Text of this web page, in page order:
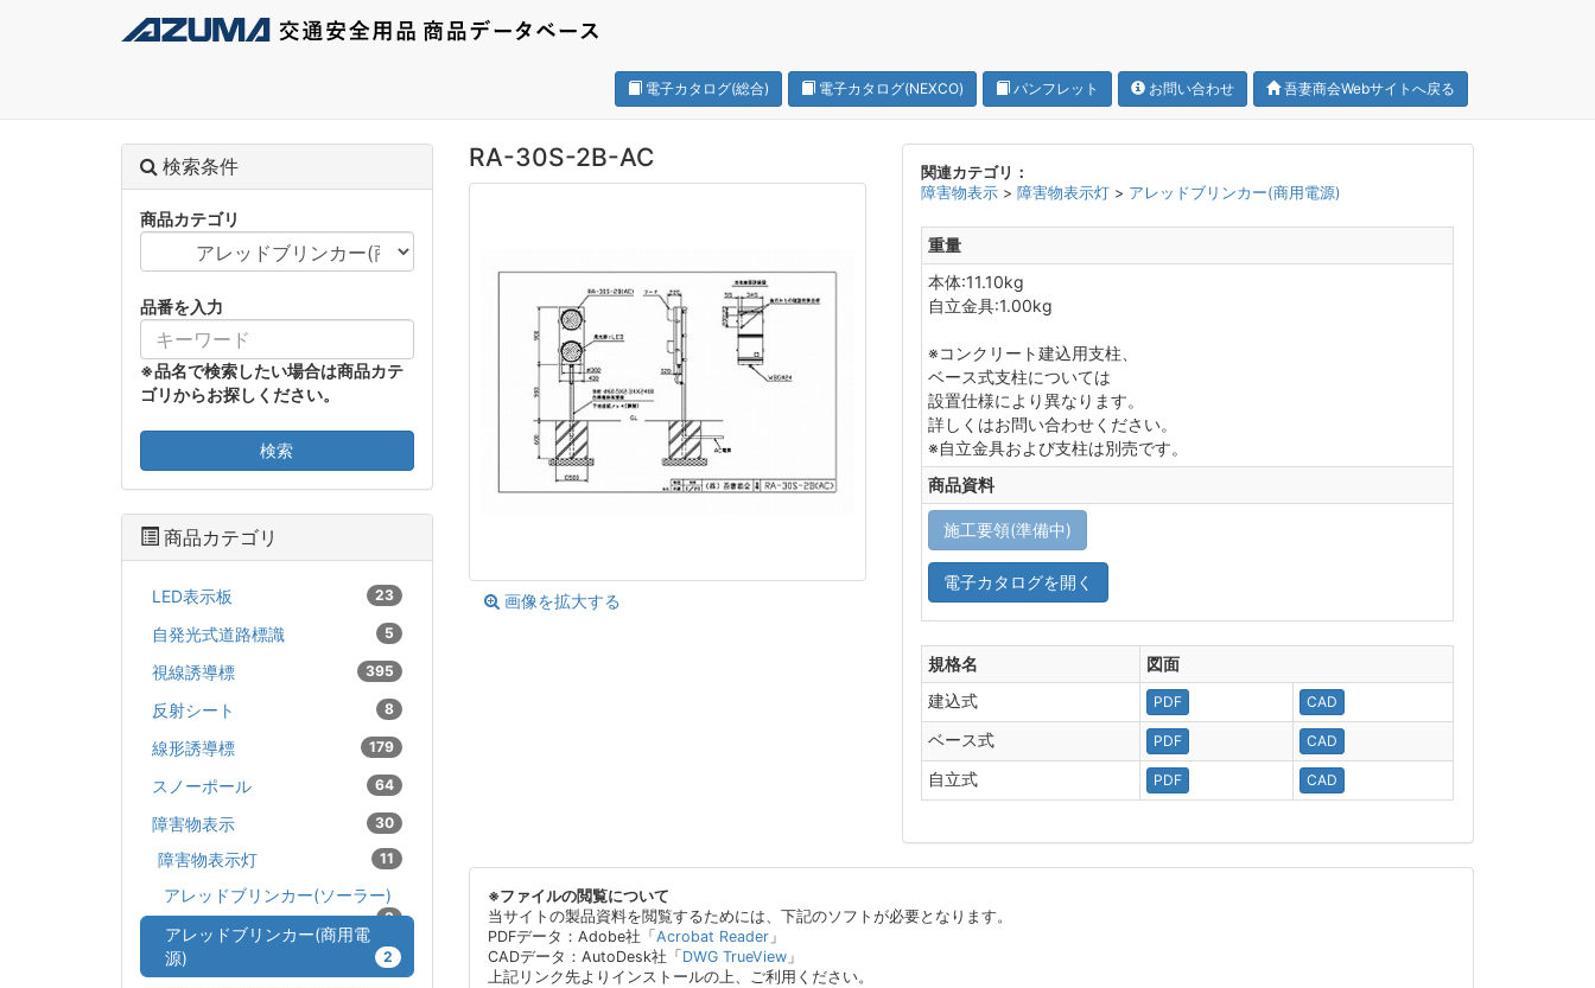
電子カタログ(総合) 電子カタログ(NEXCO) パンフレット お問い合わせ 吾妻商会Webサイトへ戻る
RA-30S-2B-AC
画像を拡大する
関連カテゴリ：
障害物表示 > 障害物表示灯 > アレッドブリンカー(商用電源)
重量
本体:11.10kg
自立金具:1.00kg
※コンクリート建込用支柱、
ベース式支柱については
設置仕様により異なります。
詳しくはお問い合わせください。
※自立金具および支柱は別売です。
商品資料
施工要領(準備中)
電子カタログを開く
規格名
図面
建込式
PDF CAD
ベース式 PDF CAD
自立式 PDF CAD
※ファイルの閲覧について
当サイトの製品資料を閲覧するためには、下記のソフトが必要となります。
PDFデータ：Adobe社「 Acrobat Reader」
CADデータ：AutoDesk社「 DWG TrueView」
上記リンク先よりインストールの上、ご利用ください。
検索条件
商品カテゴリ
品番を入力
※品名で検索したい場合は商品カテ
ゴリからお探しください。
検索
商品カテゴリ
LED表示板 23
自発光式道路標識 5
視線誘導標 395
反射シート 8
線形誘導標 179
スノーポール 64
障害物表示 30
障害物表示灯 11
アレッドブリンカー(ソーラー)
3
アレッドブリンカー(商用電
源)
2